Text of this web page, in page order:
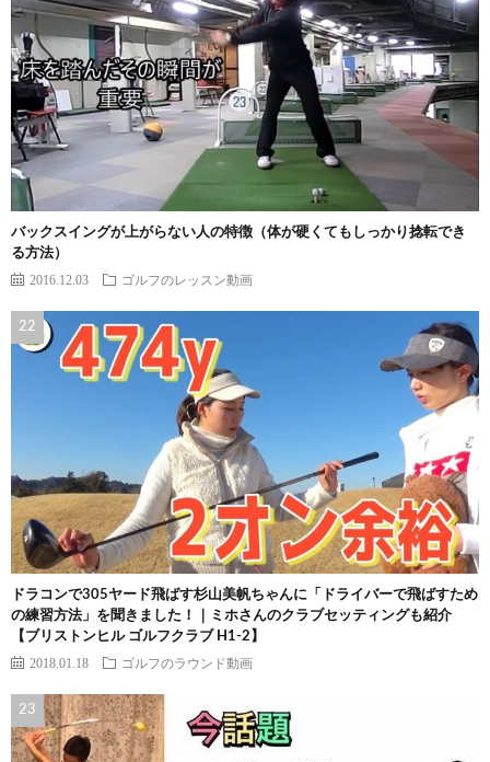
バックスイングが上がらない人の特徴（体が硬くてもしっかり捻転でき
る方法）
2016.12.03 ゴルフのレッスン動画
ドラコンで305ヤード飛ばす杉山美帆ちゃんに「ドライバーで飛ばすため
の練習方法」を聞きました！｜ミホさんのクラブセッティングも紹介
【ブリストンヒル ゴルフクラブ H1-2】
2018.01.18 ゴルフのラウンド動画